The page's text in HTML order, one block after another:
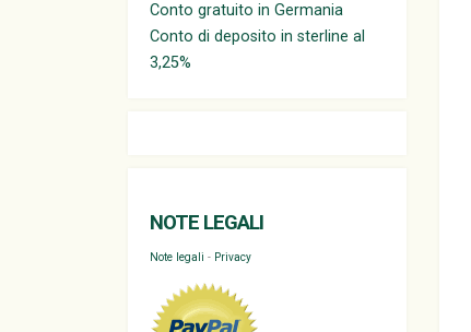
Conto gratuito in Germania
Conto di deposito in sterline al
3,25%
NOTE LEGALI
Note legali - Privacy